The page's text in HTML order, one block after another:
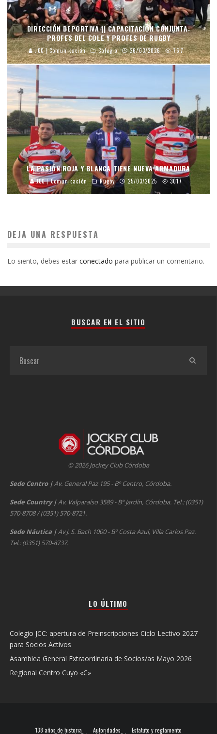
DIRECCIÓN DEPORTIVA || CAPACITACIÓN CONJUNTA:
PROFES DEL COLE Y PROFES DE RUGBY
JCC | Comunicación Colegio 26/03/2026 767
LA PASIÓN ROJA Y BLANCA TIENE NUEVA ARMADURA
JCC | Comunicación Rugby 25/03/2025 3017
DEJA UNA RESPUESTA
Lo siento, debes estar conectado para publicar un comentario.
BUSCAR EN EL SITIO
© 2026 Jockey Club Córdoba
Sede Centro |Av. General Paz 195 - Bº Centro, Córdoba.
Sede Country |Av. Valparaíso 3589 - Bº Jardín, Córdoba. Tel.: (0351)
570-8708 / (0351) 570-8721.
Sede Náutica |Av J. S. Bach 1000 - Bº Costa Azul, Villa Carlos Paz.
Tel.: (0351) 570-8737.
LO ÚLTIMO
Colegio JCC: apertura de Preinscripciones Ciclo Lectivo 2027
para Socios Activos
Asamblea General Extraordinaria de Socios/as Mayo 2026
Regional Centro Cuyo «C»
138 años de historia Autoridades Estatuto y reglamento